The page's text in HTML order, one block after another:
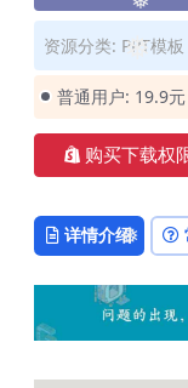
❅
❅
❅
资源分类: PPT模板
普通用户: 19.9元
购买下载权
详情介绍